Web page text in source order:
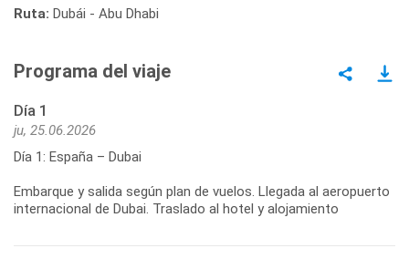
Ruta: Dubái - Abu Dhabi
Programa del viaje
Día 1
ju, 25.06.2026
Día 1: España – Dubai
Embarque y salida según plan de vuelos. Llegada al aeropuerto
internacional de Dubai. Traslado al hotel y alojamiento